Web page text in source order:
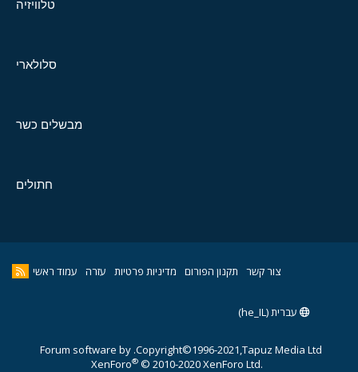
טלוויזיה
סלולארי
מבשלים כשר
חתולים
צור קשר תקנון הפורום מדיניות פרטיות עזרה עמוד ראשי
עברית (he_IL)
Copyright©1996-2021,Tapuz Media Ltd.
Forum software by
XenForo® © 2010-2020 XenForo Ltd.